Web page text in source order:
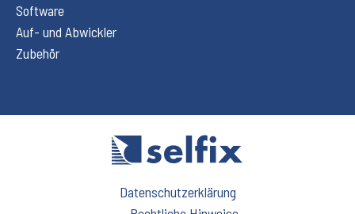
Software
Auf- und Abwickler
Zubehör
Datenschutzerklärung